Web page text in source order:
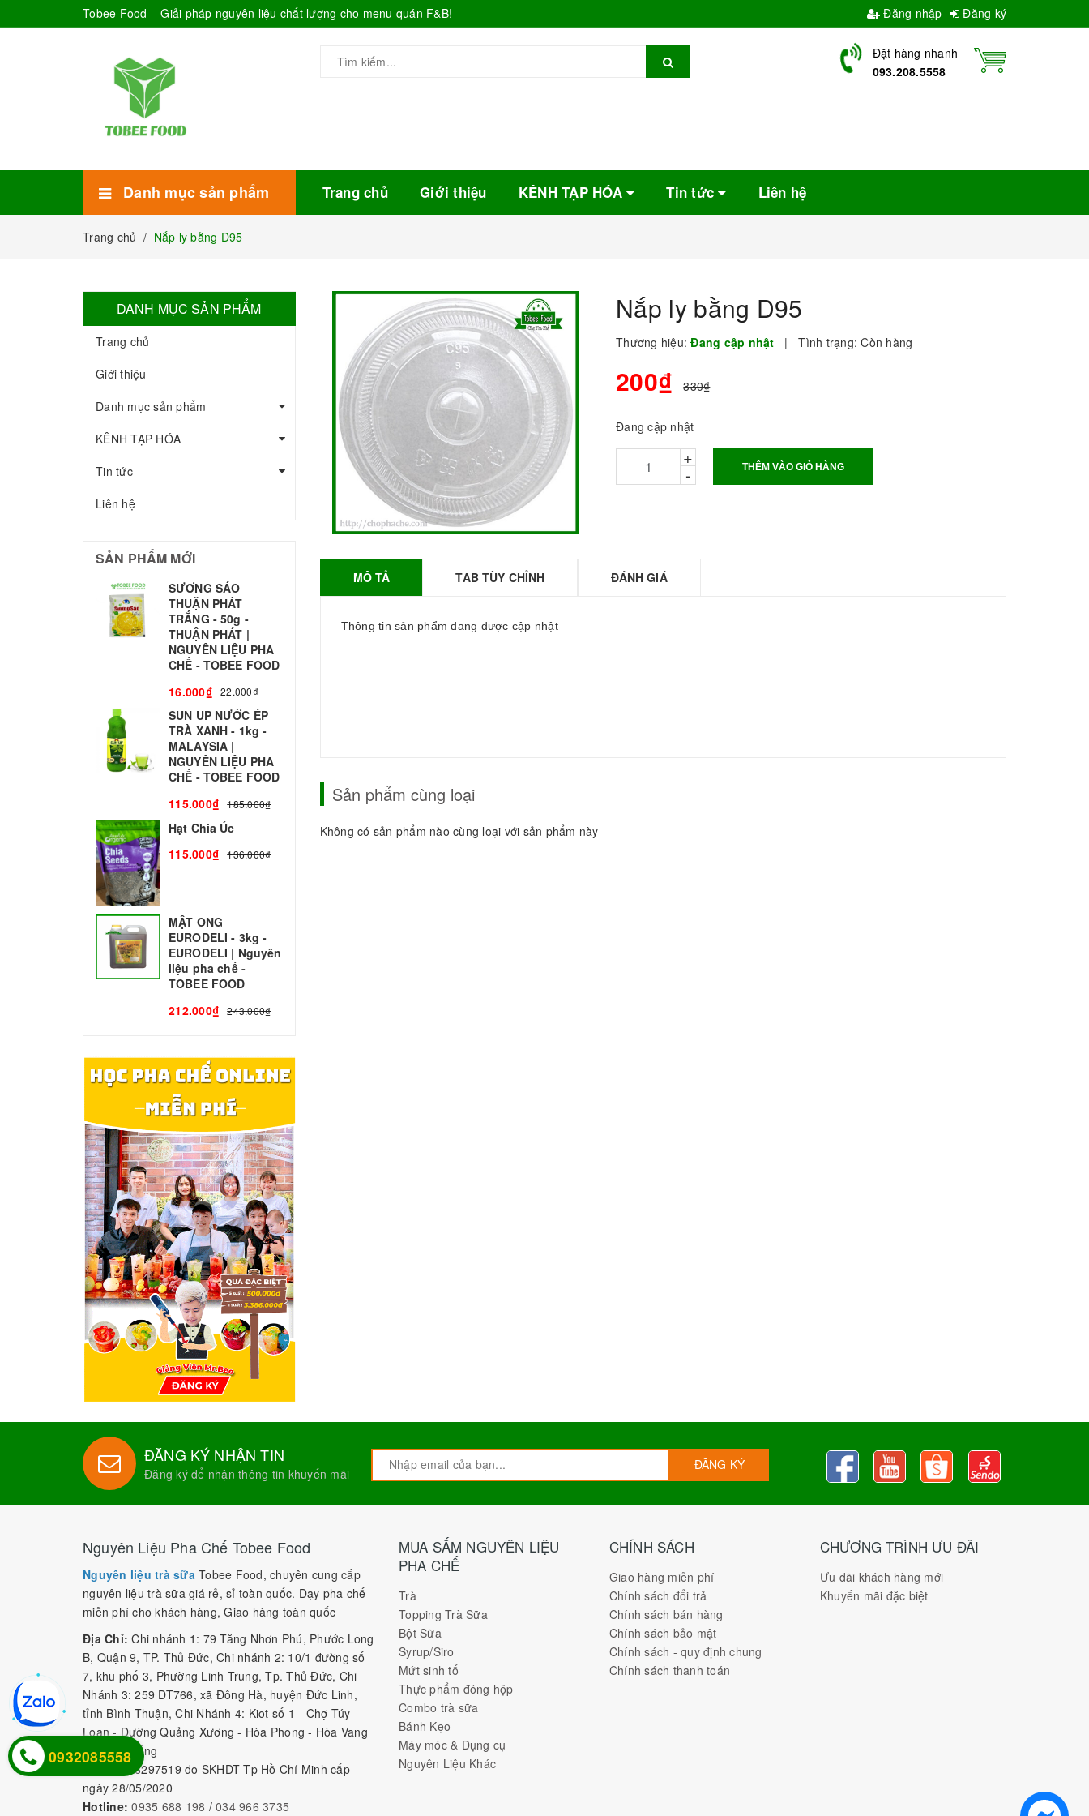
Tobee Food – Giải pháp nguyên liệu chất lượng cho menu quán F&B! Đăng nhập Đăng ký
Đặt hàng nhanh
093.208.5558
Danh mục sản phẩm Trang chủ Giới thiệu KÊNH TẠP HÓA Tin tức Liên hệ
Trang chủ / Nắp ly bằng D95
Nắp ly bằng D95
Thương hiệu: Đang cập nhật | Tình trạng: Còn hàng
200₫ 330₫
Đang cập nhật
+
- THÊM VÀO GIỎ HÀNG
MÔ TẢ TAB TÙY CHỈNH ĐÁNH GIÁ
Thông tin sản phẩm đang được cập nhật
Sản phẩm cùng loại
Không có sản phẩm nào cùng loại với sản phẩm này
DANH MỤC SẢN PHẨM
Trang chủ
Giới thiệu
Danh mục sản phẩm
KÊNH TẠP HÓA
Tin tức
Liên hệ
SẢN PHẨM MỚI
SƯƠNG SÁO
THUẬN PHÁT
TRẮNG - 50g -
THUẬN PHÁT |
NGUYÊN LIỆU PHA
CHẾ - TOBEE FOOD
16.000₫ 22.000₫
SUN UP NƯỚC ÉP
TRÀ XANH - 1kg -
MALAYSIA |
NGUYÊN LIỆU PHA
CHẾ - TOBEE FOOD
115.000₫
185.000₫
Hạt Chia Úc
115.000₫
136.000₫
MẬT ONG
EURODELI - 3kg -
EURODELI | Nguyên
liệu pha chế -
TOBEE FOOD
212.000₫
243.000₫
BỘT SỮA TOBEE
TOBEE FOOD | Bột
Sữa làm Trà Sữa -
ĐĂNG KÝ NHẬN TIN
Đăng ký để nhận thông tin khuyến mãi
ĐĂNG KÝ
Nguyên Liệu Pha Chế Tobee Food
Nguyên liệu trà sữa Tobee Food, chuyên cung cấp
nguyên liệu trà sữa giá rẻ, sỉ toàn quốc. Dạy pha chế
miễn phí cho khách hàng, Giao hàng toàn quốc
Địa Chỉ: Chi nhánh 1: 79 Tăng Nhơn Phú, Phước Long
B, Quận 9, TP. Thủ Đức, Chi nhánh 2: 10/1 đường số
7, khu phố 3, Phường Linh Trung, Tp. Thủ Đức, Chi
Nhánh 3: 259 DT766, xã Đông Hà, huyện Đức Linh,
tỉnh Bình Thuận, Chi Nhánh 4: Kiot số 1 - Chợ Túy
Loan - Đường Quảng Xương - Hòa Phong - Hòa Vang
- TP. Đà Nẵng
0316297519 do SKHDT Tp Hồ Chí Minh cấp
ngày 28/05/2020
Hotline: 0935 688 198 / 034 966 3735
MUA SẮM NGUYÊN LIỆU
PHA CHẾ
Trà
Topping Trà Sữa
Bột Sữa
Syrup/Siro
Mứt sinh tố
Thực phẩm đóng hộp
Combo trà sữa
Bánh Kẹo
Máy móc & Dụng cụ
Nguyên Liệu Khác
CHÍNH SÁCH
Giao hàng miễn phí
Chính sách đổi trả
Chính sách bán hàng
Chính sách bảo mật
Chính sách - quy định chung
Chính sách thanh toán
CHƯƠNG TRÌNH ƯU ĐÃI
Ưu đãi khách hàng mới
Khuyến mãi đặc biệt
0932085558